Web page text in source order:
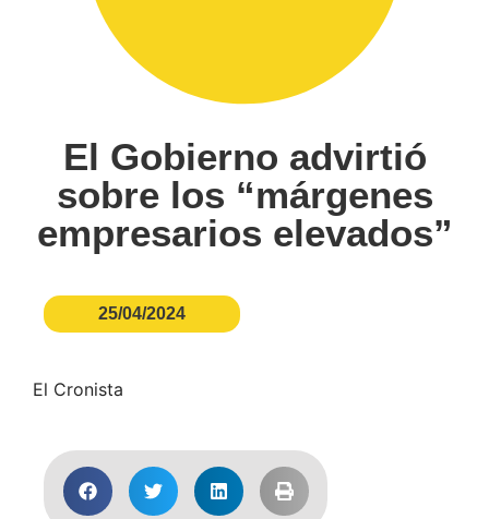
El Gobierno advirtió
sobre los “márgenes
empresarios elevados”
25/04/2024
El Cronista